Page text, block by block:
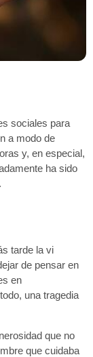
sociales para
a modo de
y, en especial,
ha sido
tarde la vi
de pensar en
en
una tragedia
que no
que cuidaba